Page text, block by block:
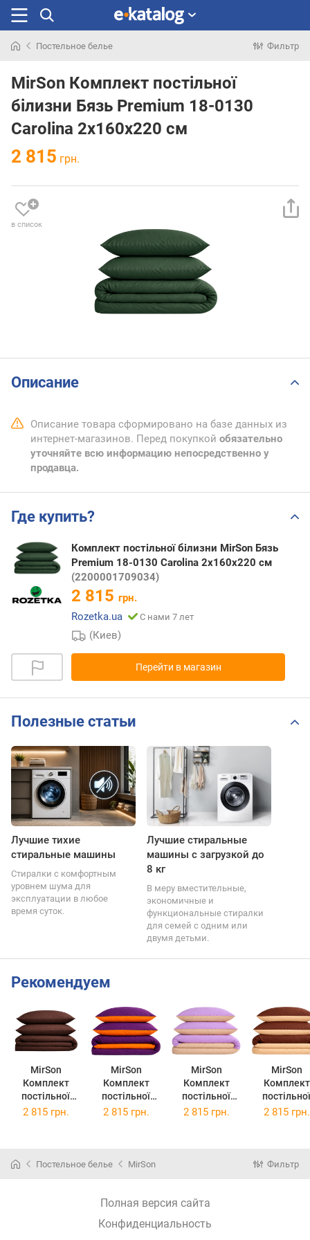
раньше
Постельное белье Фильтр
MirSon Комплект постільної
білизни Бязь Premium 18-0130
Carolina 2х160х220 см
2 815 грн.
в список
Описание
Описание товара сформировано на базе данных из
интернет-магазинов. Перед покупкой обязательно
уточняйте всю информацию непосредственно у
продавца.
Где купить?
Комплект постільної білизни MirSon Бязь
Premium 18-0130 Carolina 2х160х220 см
(2200001709034)
2 815 грн.
Rozetka.ua
С нами 7 лет
(Киев)
Перейти в магазин
Полезные статьи
Лучшие тихие
стиральные машины
Стиралки с комфортным
уровнем шума для
эксплуатации в любое
время суток.
Лучшие стиральные
машины с загрузкой до
8 кг
В меру вместительные,
экономичные и
функциональные стиралки
для семей с одним или
двумя детьми.
Рекомендуем
MirSon
Комплект
постільної
білизни Бязь
2х160х220 см
MirSon
Комплект
постільної
білизни Бязь
(13-1027 + 16-
MirSon
Комплект
постільної
білизни Бязь
MirSon
Комплект
постільної
білизни Бязь
(12-0712 +
2 815 грн. 2 815 грн. 2 815 грн. 2 815 грн.
Постельное белье MirSon Фильтр
Полная версия сайта
Конфиденциальность